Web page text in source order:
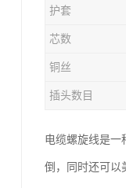
护套
芯数
铜丝
插头数目
电缆螺旋线是一
倒，同时还可以